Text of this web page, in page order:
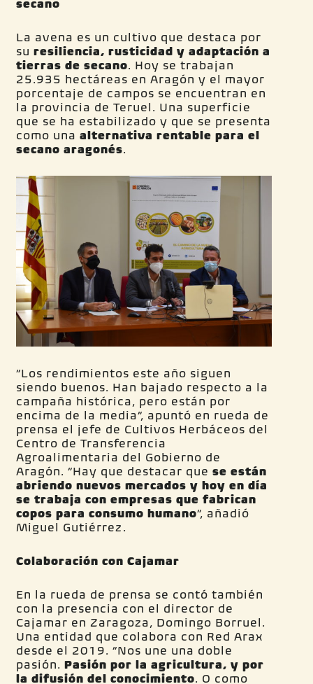
secano
La avena es un cultivo que destaca por
suresiliencia, rusticidad y adaptación a
tierras de secano. Hoy se trabajan
25.935 hectáreas en Aragón y el mayor
porcentaje de campos se encuentran en
la provincia de Teruel. Una superficie
que se ha estabilizado y que se presenta
como unaalternativa rentable para el
secano aragonés.
“Los rendimientos este año siguen
siendo buenos. Han bajado respecto a la
campaña histórica, pero están por
encima de la media”, apuntó en rueda de
prensa el jefe de Cultivos Herbáceos del
Centro de Transferencia
Agroalimentaria del Gobierno de
Aragón. “Hay que destacar quese están
abriendo nuevos mercados y hoy en día
se trabaja con empresas que fabrican
copos para consumo humano”, añadió
Miguel Gutiérrez.
Colaboración con Cajamar
En la rueda de prensa se contó también
con la presencia con el director de
Cajamar en Zaragoza, Domingo Borruel.
Una entidad que colabora con Red Arax
desde el 2019. “Nos une una doble
pasión.Pasión por la agricultura, y por
la difusión del conocimiento. O como